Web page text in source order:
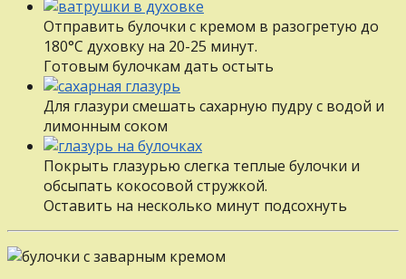
Отправить булочки с кремом в разогретую до
180°С духовку на 20-25 минут.
Готовым булочкам дать остыть
Для глазури смешать сахарную пудру с водой и
лимонным соком
Покрыть глазурью слегка теплые булочки и
обсыпать кокосовой стружкой.
Оставить на несколько минут подсохнуть